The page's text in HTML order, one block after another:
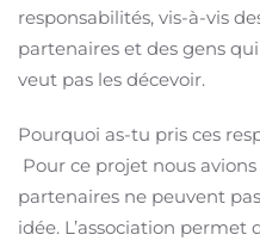
responsabilités, vis-à-vis
partenaires et des gens
veut pas les décevoir.
Pourquoi as-tu pris ces
Pour ce projet nous
partenaires ne peuvent
idée. L’association permet